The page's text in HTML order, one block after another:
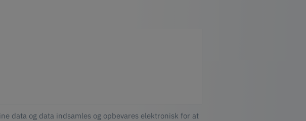
data og data indsamles og opbevares elektronisk for at